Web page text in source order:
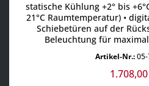
statische Kühlung +2° bis
21°C Raumtemperatur) •
Schiebetüren auf der
Beleuchtung für
Produkte • Scheiben aus
Frontscheibe •
Artikel-Nr.:05-